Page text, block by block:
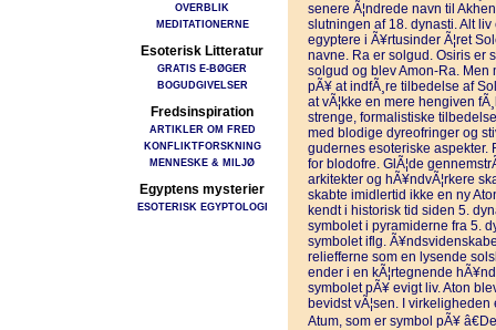
OVERBLIK
MEDITATIONERNE
Esoterisk Litteratur
GRATIS E-BØGER
BOGUDGIVELSER
Fredsinspiration
ARTIKLER OM FRED
KONFLIKTFORSKNING
MENNESKE & MILJØ
Egyptens mysterier
ESOTERISK EGYPTOLOGI
senere Ã¦ndrede navn til
slutningen af 18. dynasti. Alt
egyptere i Ã¥rtusinder Ã¦ret
navne. Ra er solgud. Osiris er
solgud og blev Amon-Ra. Men
pÃ¥ at indfÃ¸re tilbedelse af
at vÃ¦kke en mere hengiven
strenge, formalistiske
med blodige dyreofringer og
gudernes esoteriske aspekter.
for blodofre. GlÃ¦de
arkitekter og hÃ¥ndvÃ¦rkere
skabte imidlertid ikke en ny
kendt i historisk tid siden 5.
symbolet i pyramiderne fra 5.
symbolet iflg.
reliefferne som en lysende
ender i en kÃ¦rtegnende
symbolet pÃ¥ evigt liv. Aton
bevidst vÃ¦sen. I
Atum, som er symbol pÃ¥